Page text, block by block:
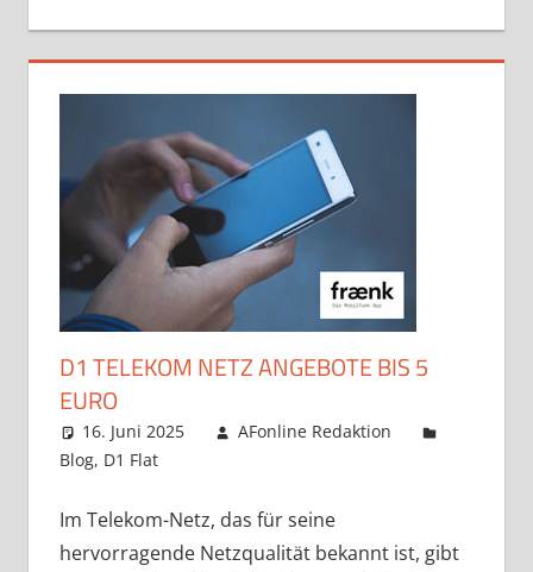
D1 TELEKOM NETZ ANGEBOTE BIS 5
EURO
16. Juni 2025
AFonline Redaktion
Blog, D1 Flat
Im Telekom-Netz, das für seine
hervorragende Netzqualität bekannt ist, gibt